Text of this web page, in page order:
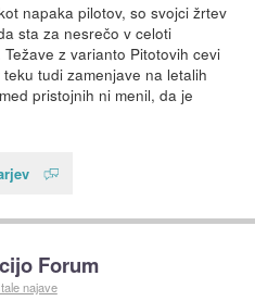
napaka pilotov, so svojci žrtev
sta za nesrečo v celoti
z varianto Pitotovih cevi
tudi zamenjave na letalih
pristojnih ni menil, da je
Forum
najave